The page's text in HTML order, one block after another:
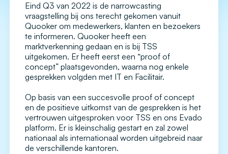
Eind Q3 van 2022 is de narrowcasting
vraagstelling bij ons terecht gekomen vanuit
Quooker om medewerkers, klanten en bezoekers
te informeren. Quooker heeft een
marktverkenning gedaan en is bij TSS
uitgekomen. Er heeft eerst een “proof of
concept” plaatsgevonden, waarna nog enkele
gesprekken volgden met IT en Facilitair.
Op basis van een succesvolle proof of concept
en de positieve uitkomst van de gesprekken is het
vertrouwen uitgesproken voor TSS en ons Evado
platform. Er is kleinschalig gestart en zal zowel
nationaal als internationaal worden uitgebreid naar
de verschillende kantoren.